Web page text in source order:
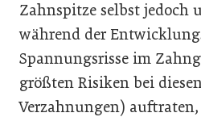
Zahnspitze selbst jedoch
während der
Spannungsrisse im
größten Risiken bei
Verzahnungen)